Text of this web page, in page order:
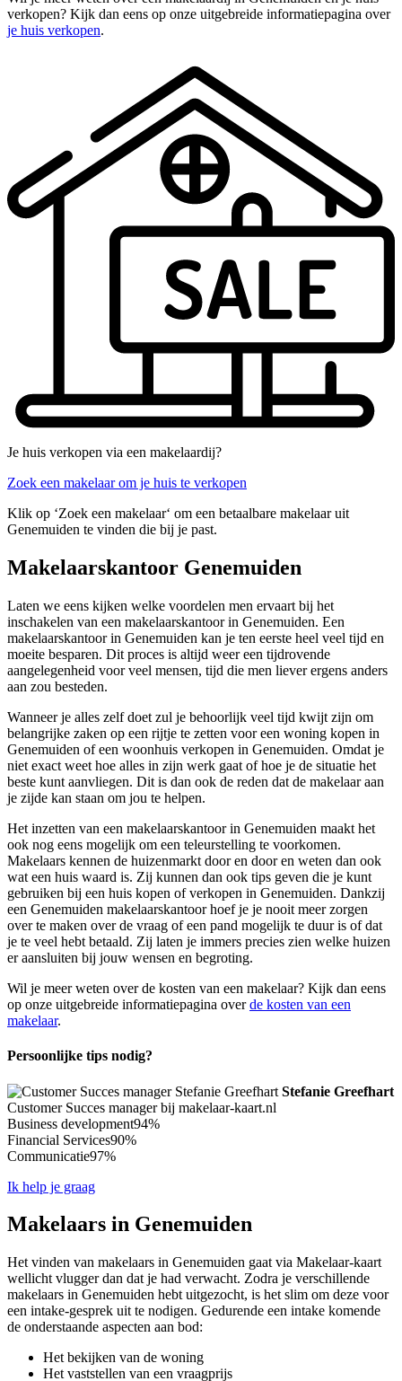
verkopen? Kijk dan eens op onze uitgebreide informatiepagina over
je huis verkopen.
Je huis verkopen via een makelaardij?
Zoek een makelaar om je huis te verkopen
Klik op ‘Zoek een makelaar‘ om een betaalbare makelaar uit
Genemuiden te vinden die bij je past.
Makelaarskantoor Genemuiden
Laten we eens kijken welke voordelen men ervaart bij het
inschakelen van een makelaarskantoor in Genemuiden. Een
makelaarskantoor in Genemuiden kan je ten eerste heel veel tijd en
moeite besparen. Dit proces is altijd weer een tijdrovende
aangelegenheid voor veel mensen, tijd die men liever ergens anders
aan zou besteden.
Wanneer je alles zelf doet zul je behoorlijk veel tijd kwijt zijn om
belangrijke zaken op een rijtje te zetten voor een woning kopen in
Genemuiden of een woonhuis verkopen in Genemuiden. Omdat je
niet exact weet hoe alles in zijn werk gaat of hoe je de situatie het
beste kunt aanvliegen. Dit is dan ook de reden dat de makelaar aan
je zijde kan staan om jou te helpen.
Het inzetten van een makelaarskantoor in Genemuiden maakt het
ook nog eens mogelijk om een teleurstelling te voorkomen.
Makelaars kennen de huizenmarkt door en door en weten dan ook
wat een huis waard is. Zij kunnen dan ook tips geven die je kunt
gebruiken bij een huis kopen of verkopen in Genemuiden. Dankzij
een Genemuiden makelaarskantoor hoef je je nooit meer zorgen
over te maken over de vraag of een pand mogelijk te duur is of dat
je te veel hebt betaald. Zij laten je immers precies zien welke huizen
er aansluiten bij jouw wensen en begroting.
Wil je meer weten over de kosten van een makelaar? Kijk dan eens
op onze uitgebreide informatiepagina overde kosten van een
makelaar.
Persoonlijke tips nodig?
Stefanie Greefhart
Customer Succes manager bij makelaar-kaart.nl
Business development94%
Financial Services90%
Communicatie97%
Ik help je graag
Makelaars in Genemuiden
Het vinden van makelaars in Genemuiden gaat via Makelaar-kaart
wellicht vlugger dan dat je had verwacht. Zodra je verschillende
makelaars in Genemuiden hebt uitgezocht, is het slim om deze voor
een intake-gesprek uit te nodigen. Gedurende een intake komende
de onderstaande aspecten aan bod:
Het bekijken van de woning
Het vaststellen van een vraagprijs